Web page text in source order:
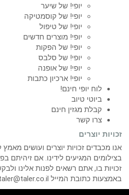
יופי! של שיער
יופי! של קוסמטיקה
יופי! של טיפול
יופי! מוצרים חדשים
יופי! של הפקות
יופי! של סלבס
יופי! של אופנה
יופי! ארכיון כתבות
לוח יופי חינם!
ביוטי טיוב
קבלת מגזין חינם
צרו קשר
זכויות יוצרים
אנו מכבדים זכויות יוצרים ועושים
בצילומים המגיעים לידינו. אם זיהיתם
זכויות בו, אתם רשאים לפנות אלינו
באמצעות כתובת המייל taler@taler.co.il